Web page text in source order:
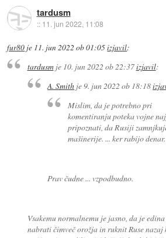
tardusm
:: 11. jun 2022, 11:08
fur80 je 11. jun 2022 ob 01:05izjavil:
tardusmje 10. jun 2022 ob 22:37izjavil:
A. Smith je9. jun 2022 ob 18:18
Mislim, da je potrebno pri
komentiranju poteka vojne
pripoznati, da Rusiji
mašinerije. ... ker rabijo denar.
Prav čudne ... vzpodbudno.
Vsakemu normalnemu je jasno, da je
nabrati čimveč orožja in ruknit Ruse